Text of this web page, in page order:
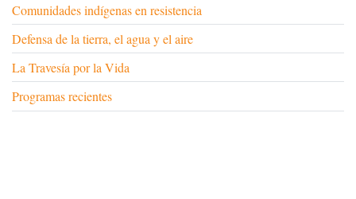
Comunidades indígenas en resistencia
Defensa de la tierra, el agua y el aire
La Travesía por la Vida
Programas recientes